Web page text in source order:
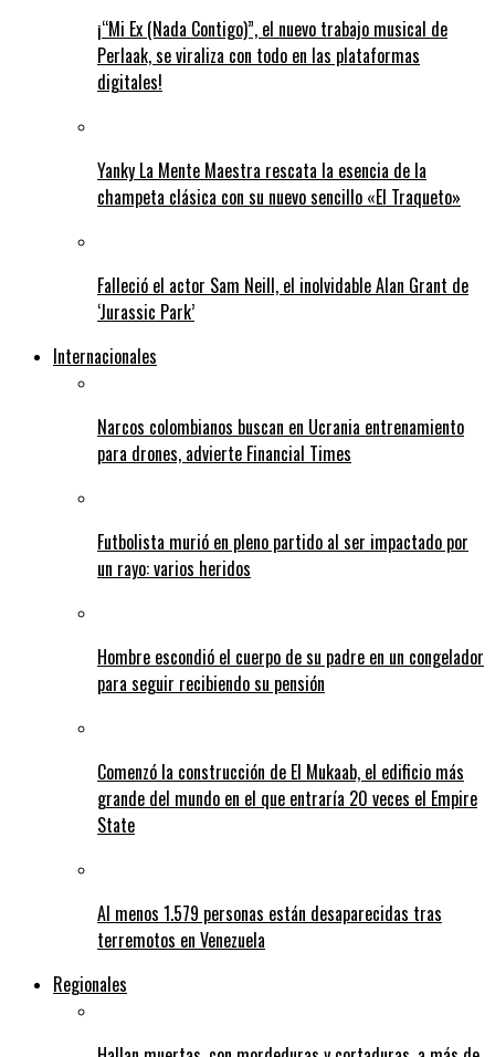
¡“Mi Ex (Nada Contigo)”, el nuevo trabajo musical de
Perlaak, se viraliza con todo en las plataformas
digitales!
Yanky La Mente Maestra rescata la esencia de la
champeta clásica con su nuevo sencillo «El Traqueto»
Falleció el actor Sam Neill, el inolvidable Alan Grant de
‘Jurassic Park’
Internacionales
Narcos colombianos buscan en Ucrania entrenamiento
para drones, advierte Financial Times
Futbolista murió en pleno partido al ser impactado por
un rayo: varios heridos
Hombre escondió el cuerpo de su padre en un congelador
para seguir recibiendo su pensión
Comenzó la construcción de El Mukaab, el edificio más
grande del mundo en el que entraría 20 veces el Empire
State
Al menos 1.579 personas están desaparecidas tras
terremotos en Venezuela
Regionales